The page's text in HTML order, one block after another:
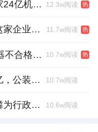
家居卖场首单！居然之家24亿机构间REITs获深交所无异议函 12.3w阅读 热
藏在家居供应链深处，这家企业正在悄悄转型 11.7w阅读 热
重庆抽检44批次照明电器不合格，木林森全资子公司被点名 10.7w阅读 热
金螳螂二季度新签单59亿，公装业务贡献逾八成 10.7w阅读
恒隆集团委任56岁蔡德粦为行政总裁、年薪2052万港元，曾任星巴克中国CEO 10.6w阅读